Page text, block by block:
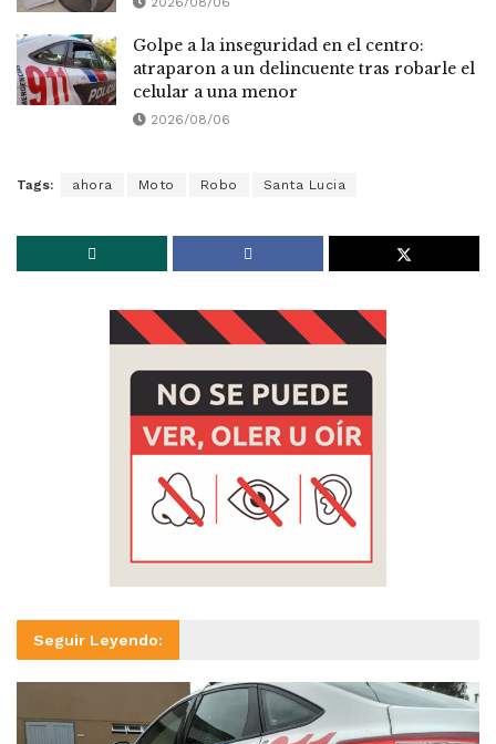
Golpe a la inseguridad en el centro:
atraparon a un delincuente tras robarle el
celular a una menor
2026/08/06
Tags: ahora Moto Robo Santa Lucia
Seguir Leyendo: